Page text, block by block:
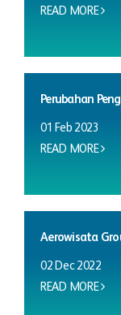
READ MORE
Perubahan
01 Feb 2023
READ MORE
Aerowisata
02 Dec 2022
READ MORE